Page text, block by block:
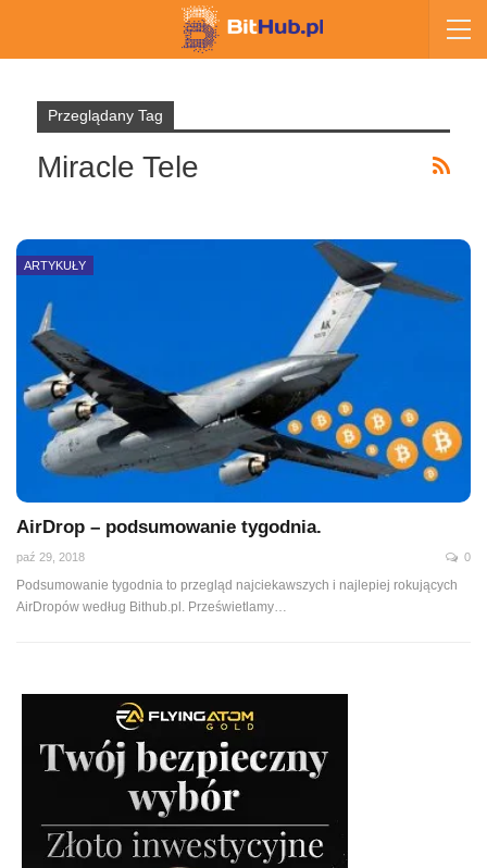
Przeglądany Tag
Miracle Tele
ARTYKUŁY
AirDrop – podsumowanie tygodnia.
paź 29, 2018 0
Podsumowanie tygodnia to przegląd najciekawszych i najlepiej rokujących
AirDropów według Bithub.pl. Prześwietlamy…